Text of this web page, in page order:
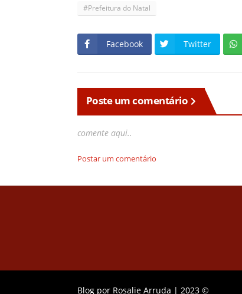
#Prefeitura do Natal
Facebook Twitter
Poste um comentário
comente aqui..
Postar um comentário
Blog por Rosalie Arruda | 2023 ©